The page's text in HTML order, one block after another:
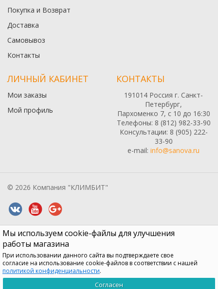
Мы используем cookie-файлы для улучшения
работы магазина
При использовании данного сайта вы подтверждаете свое
согласие на использование cookie-файлов в соответствии с нашей
политикой конфиденциальности.
Согласен
Покупка и Возврат
Доставка
Самовывоз
Контакты
ЛИЧНЫЙ КАБИНЕТ
Мои заказы
Мой профиль
КОНТАКТЫ
191014 Россия г. Санкт-
Петербург,
Пархоменко 7, с 10 до 16:30
Телефоны: 8 (812) 982-33-90
Консультации: 8 (905) 222-
33-90
e-mail: info@sanova.ru
© 2026 Компания "КЛИМБИТ"
Все содержимое данного сайта: товары, услуги, цены на них,
описания продукции, статьи и методические рекомендации носят
публичной офертой, признаки которой прописаны в статье 437 ГК
РФ
0